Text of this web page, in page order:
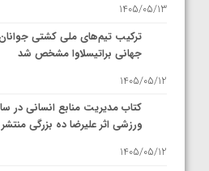
1405/05/13
ترکیب تیم‌های ملی کشتی جوانان
جهانی براتیسلاوا مشخص شد
1405/05/12
کتاب مدیریت منابع انسانی در
ورزشی اثر علیرضا ده بزرگی
1405/05/12